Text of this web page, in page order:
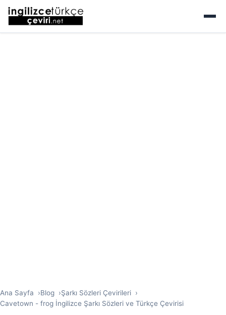
Ana Sayfa Blog
Şarkı Sözleri Çevirileri
Cavetown - frog İngilizce Şarkı Sözleri ve Türkçe Çevirisi